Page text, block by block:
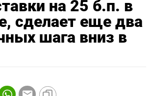
на 25 б.п. в
сделает еще два
шага вниз в